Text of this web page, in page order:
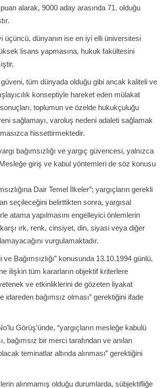
puan alarak, 9000 aday arasında 71. olduğu
üçüncü, dünyanın ise en iyi elli üniversitesi
lisans yapmasına, hukuk fakültesini
tüm dünyada olduğu gibi ancak kaliteli ve
konseptiyle hareket eden mülakat
sonuçları, toplumun ve özelde hukukçuluğu
sağlamayı, varoluş nedeni adaleti sağlamak
hissettirmektedir.
bağımsızlığı ve yargıç güvencesi, yalnızca
giriş ve kabul yöntemleri de söz konusu
Dair Temel İlkeler”; yargıçların gerekli
seçileceğini belirttikten sonra, yargısal
atama yapılmasını engelleyici önlemlerin
ırk, renk, cinsiyet, din, siyasi veya diğer
vurgulamaktadır.
Bağımsızlığı” konusunda 13.10.1994 günlü,
ilişkin tüm kararların objektif kriterlere
ve etkinliklerini de gözeten liyakat
bağımsız olması” gerektiğini ifade
Görüş’ünde, “yargıçların mesleğe kabulü
bir merci tarafından ve anılan
teminatlar altında alınması” gerektiğini
alınmamış olduğu durumlarda, sübjektifliğe